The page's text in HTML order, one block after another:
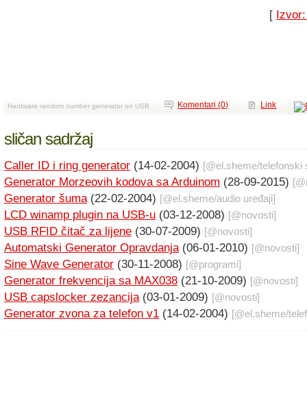
[
Hardware random number generator on USB Link
Komentari (0)
sličan sadržaj
Caller ID i ring generator (14-02-2004) [@el.sheme/telefonski
Generator Morzeovih kodova sa Arduinom (28-09-2015) [@
Generator šuma(22-02-2004) [@el.sheme/audio uređaji]
LCD winamp plugin na USB-u (03-12-2008) [@novosti]
USB RFID čitač za lijene (30-07-2009) [@novosti]
Automatski Generator Opravdanja(06-01-2010) [@novosti]
Sine Wave Generator (30-11-2008) [@programi]
Generator frekvencija sa MAX038 (21-10-2009) [@novosti]
USB capslocker zezancija(03-01-2009) [@novosti]
Generator zvona za telefon v1 (14-02-2004) [@el.sheme/